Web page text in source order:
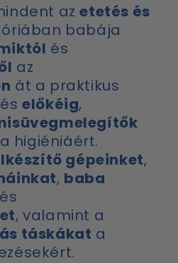
azetetés és
babája
és
az
át a praktikus
éselőkéig,
a higiéniáért.
gépeinket,
, baba
és
, valamint a
táskákat a